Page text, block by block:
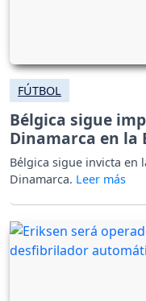
FÚTBOL
Bélgica sigue
Dinamarca en la
Bélgica sigue invicta en
Dinamarca.